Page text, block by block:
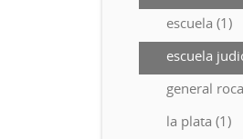
escuela (1)
escuela
general
la plata (1)